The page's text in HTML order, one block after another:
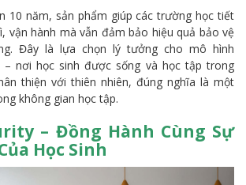
10 năm, sản phẩm giúp các trường học tiết
vận hành mà vẫn đảm bảo hiệu quả bảo vệ
Đây là lựa chọn lý tưởng cho mô hình
– nơi học sinh được sống và học tập trong
thiện với thiên nhiên, đúng nghĩa là một
không gian học tập.
– Đồng Hành Cùng Sự
Học Sinh